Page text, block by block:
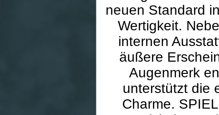
neuen Standard
Wertigkeit.
internen
äußere
Augenmerk
unterstützt die
Charme.